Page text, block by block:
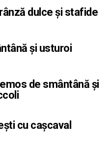
dulce și stafide
și usturoi
de smântână și
cu cașcaval